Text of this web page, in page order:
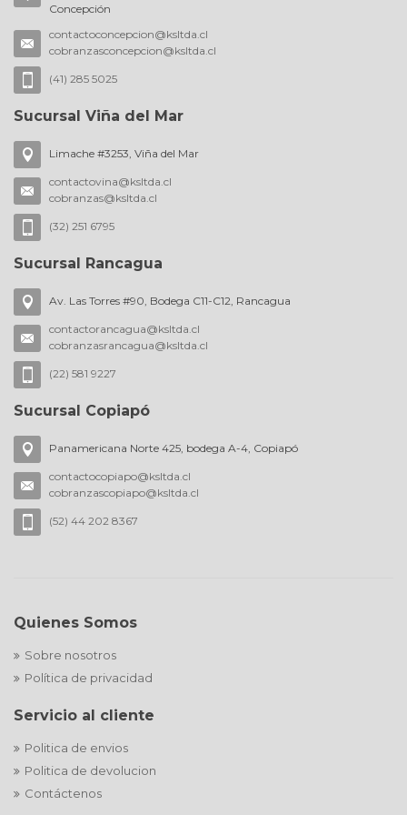
Concepción
contactoconcepcion@ksltda.cl
cobranzasconcepcion@ksltda.cl
(41) 285 5025
Sucursal Viña del Mar
Limache #3253, Viña del Mar
contactovina@ksltda.cl
cobranzas@ksltda.cl
(32) 251 6795
Sucursal Rancagua
Av. Las Torres #90, Bodega C11-C12, Rancagua
contactorancagua@ksltda.cl
cobranzasrancagua@ksltda.cl
(22) 581 9227
Sucursal Copiapó
Panamericana Norte 425, bodega A-4, Copiapó
contactocopiapo@ksltda.cl
cobranzascopiapo@ksltda.cl
(52) 44 202 8367
Quienes Somos
Sobre nosotros
Política de privacidad
Servicio al cliente
Politica de envios
Politica de devolucion
Contáctenos